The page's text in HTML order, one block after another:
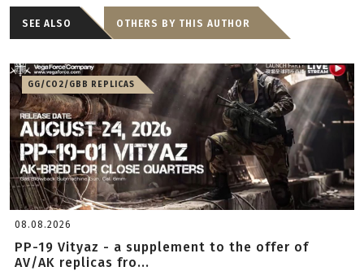
SEE ALSO OTHERS BY THIS AUTHOR
GG/CO2/GBB REPLICAS
08.08.2026
PP-19 Vityaz - a supplement to the offer of
AV/AK replicas fro...